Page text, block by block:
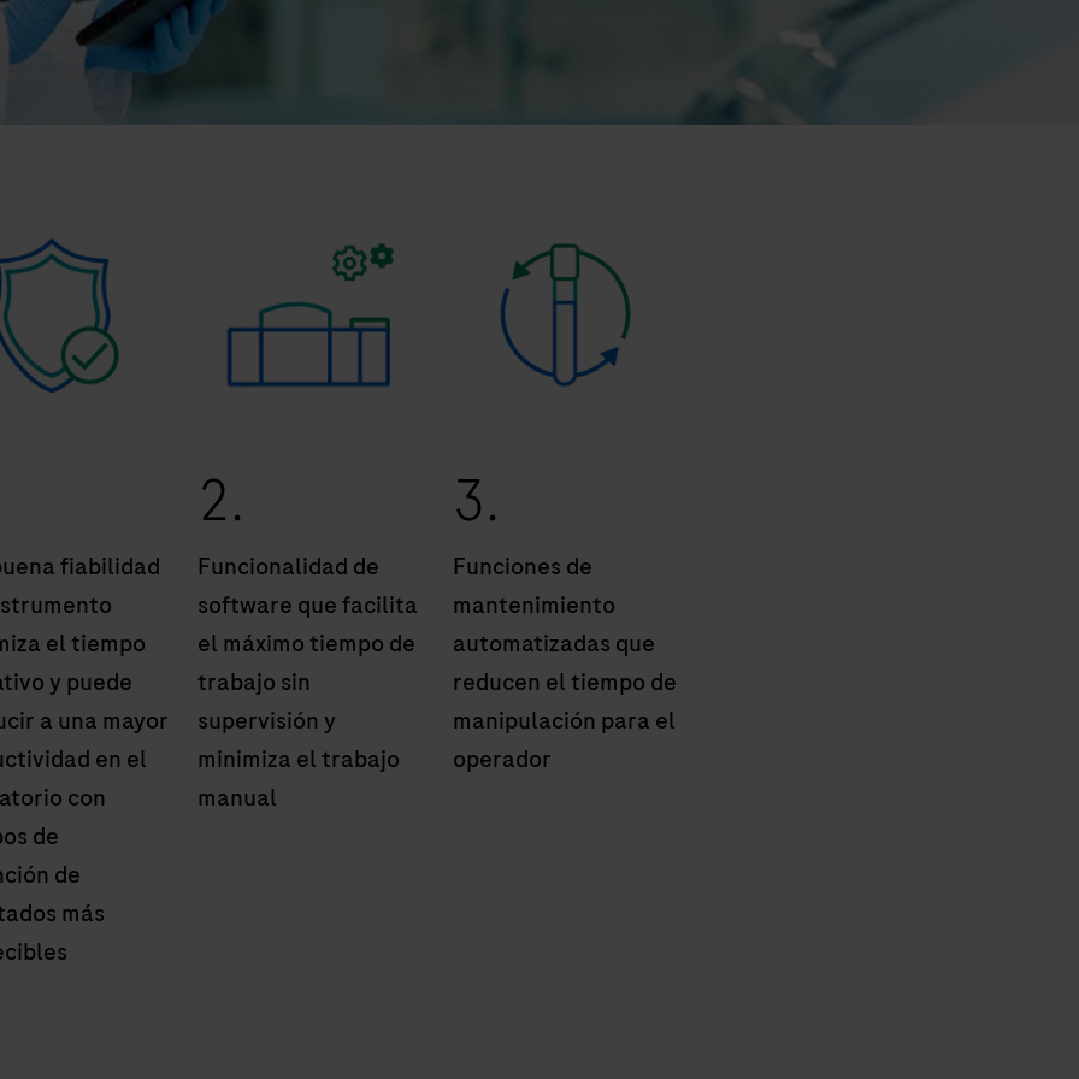
fiabilidad
el tiempo
y puede
a una mayor
en el
con
de
de
más
2.
Funcionalidad de
software que facilita
el máximo tiempo de
trabajo sin
supervisión y
minimiza el trabajo
manual
3.
Funciones de
mantenimiento
automatizadas que
reducen el tiempo de
manipulación para el
operador